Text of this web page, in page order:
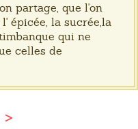
partage, que l'on
épicée, la sucrée,la
qui ne
celles de
>